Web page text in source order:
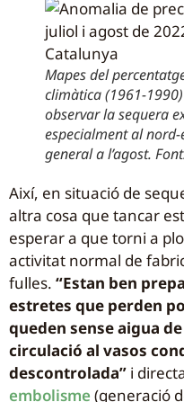
Mapes del
climàtica (1961-
observar la sequera
especialment al
general a l’agost.
Així, en situació de
altra cosa que tancar
esperar a que torni a
activitat normal de
fulles. “Estan ben
estretes que perden
queden sense aigua
circulació al vasos
descontrolada” i
embolisme (generació